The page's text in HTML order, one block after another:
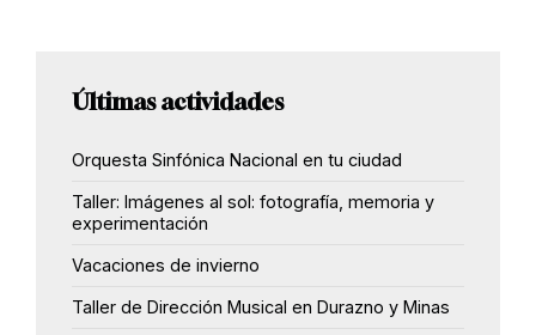
Últimas actividades
Orquesta Sinfónica Nacional en tu ciudad
Taller: Imágenes al sol: fotografía, memoria y
experimentación
Vacaciones de invierno
Taller de Dirección Musical en Durazno y Minas